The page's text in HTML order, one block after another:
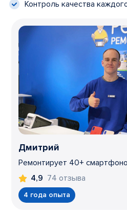
Контроль качества
Дмитрий
Ремонтирует 40+
4,9 74 отзыва
4 года опыта